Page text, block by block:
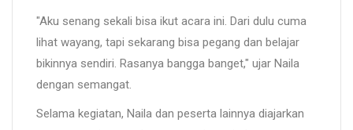
"Aku senang sekali bisa ikut acara ini. Dari dulu cuma
lihat wayang, tapi sekarang bisa pegang dan belajar
bikinnya sendiri. Rasanya bangga banget," ujar Naila
dengan semangat.
Selama kegiatan, Naila dan peserta lainnya diajarkan